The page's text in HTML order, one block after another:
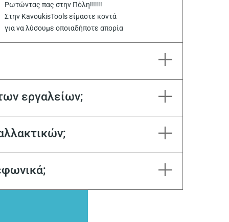
Ρωτώντας πας στην Πόλη!!!!!!
Στην KavoukisTools είμαστε κοντά
για να λύσουμε οποιαδήποτε απορία
εργαλείων;